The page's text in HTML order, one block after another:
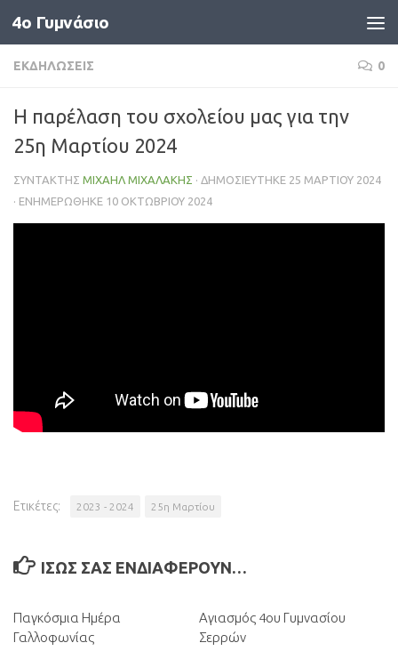
Skip to content
4o Γυμνάσιο
ΕΚΔΗΛΏΣΕΙΣ 0
Η παρέλαση του σχολείου μας για την
25η Μαρτίου 2024
ΣΥΝΤΆΚΤΗΣ ΜΙΧΑΉΛ ΜΙΧΑΛΆΚΗΣ · ΔΗΜΟΣΙΕΎΤΗΚΕ 25 ΜΑΡΤΊΟΥ 2024
· ΕΝΗΜΕΡΏΘΗΚΕ 10 ΟΚΤΩΒΡΊΟΥ 2024
Ετικέτες: 2023 - 2024 25η Μαρτίου
ΊΣΩΣ ΣΑΣ ΕΝΔΙΑΦΈΡΟΥΝ…
Παγκόσμια Ημέρα
Γαλλοφωνίας
Αγιασμός 4ου Γυμνασίου
Σερρών